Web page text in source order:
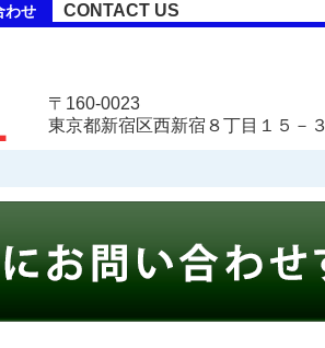
わせ CONTACT US
〒160-0023
東京都新宿区西新宿８丁目１５－３